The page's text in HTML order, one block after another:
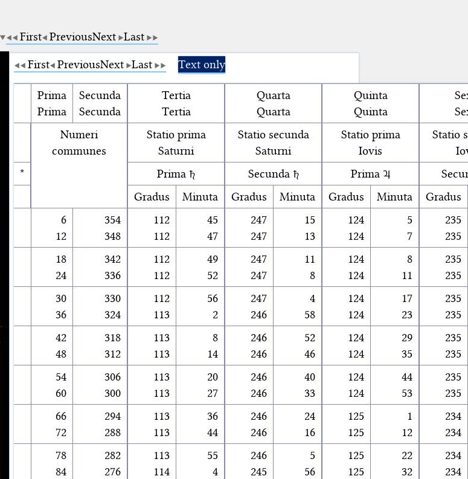
First PreviousNext Last
First PreviousNext Last Text only
Prima
Prima
Secunda
Secunda
Tertia
Tertia
Quarta
Quarta
Quinta
Quinta
Numeri
communes
Statio prima
Saturni
Statio secunda
Saturni
Statio prima
Iovis
Statio
*
Prima ♄ Secunda ♄ Prima ♃
Gradus
Minuta Gradus Minuta Gradus Minuta
Gradus
6
12
354
348
112
112
45
47
247
247
15
13
124
124
5
7
235
235
18
24
342
336
112
112
49
52
247
247
11
8
124
124
8
11
235
235
30
36
330
324
112
113
56
2
247
246
4
58
124
124
17
23
235
235
42
48
318
312
113
113
8
14
246
246
52
46
124
124
29
35
235
235
54
60
306
300
113
113
20
27
246
246
40
33
124
124
44
53
235
235
66
72
294
288
113
113
36
44
246
246
24
16
125
125
1
12
234
234
78
84
282
276
113
114
55
4
246
245
5
56
125
125
22
32
234
234